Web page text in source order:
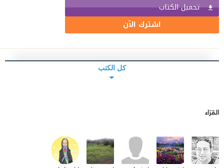
تحميل الكتاب
اشترك الآن
كل الكتب
القرّاء